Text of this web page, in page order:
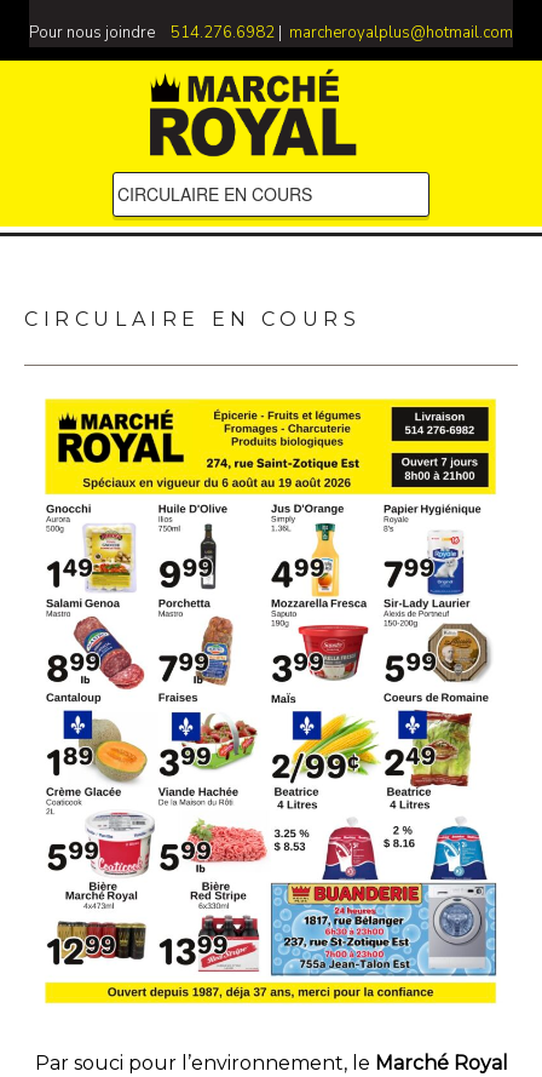
Pour nous joindre 514.276.6982 | marcheroyalplus@hotmail.com
CIRCULAIRE EN COURS
Par souci pour l’environnement, le Marché Royal